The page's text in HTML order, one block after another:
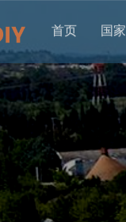
首页 国家